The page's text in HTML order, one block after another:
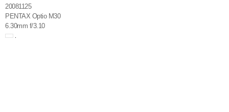
20081125
PENTAX Optio M30
6.30mm f/3.10